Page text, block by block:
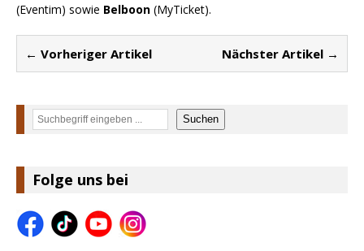
(Eventim) sowie Belboon (MyTicket).
← Vorheriger Artikel Nächster Artikel →
Suchen Suchen
Folge uns bei